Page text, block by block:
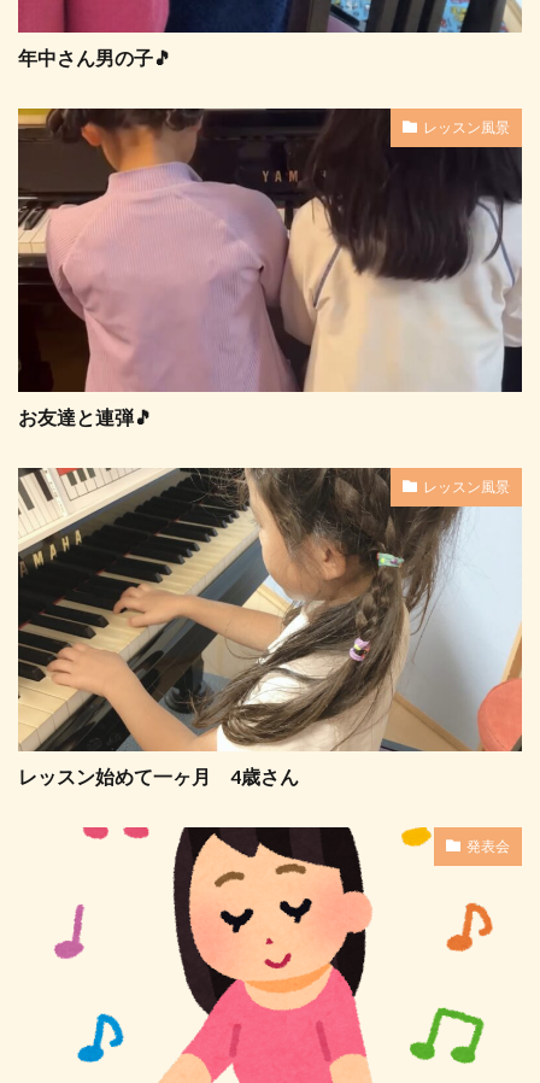
年中さん男の子🎵
レッスン風景
お友達と連弾🎵
レッスン風景
レッスン始めて一ヶ月 4歳さん
発表会